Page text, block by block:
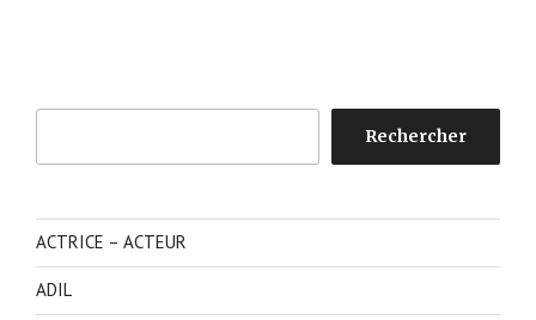
Rechercher
ACTRICE – ACTEUR
ADIL